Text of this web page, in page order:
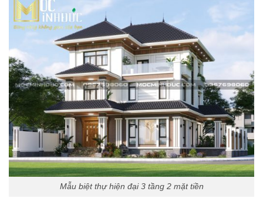
Mẫu biệt thự hiện đại 3 tầng 2 mặt tiền